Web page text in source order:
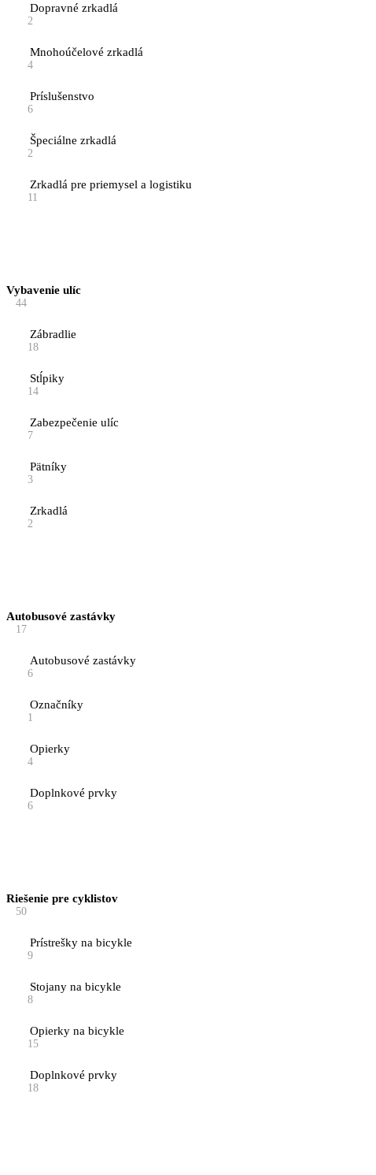
Dopravné zrkadlá
2
Mnohoúčelové zrkadlá
4
Príslušenstvo
6
Špeciálne zrkadlá
2
Zrkadlá pre priemysel a logistiku
11
Vybavenie ulíc
44
Zábradlie
18
Stĺpiky
14
Zabezpečenie ulíc
7
Pätníky
3
Zrkadlá
2
Autobusové zastávky
17
Autobusové zastávky
6
Označníky
1
Opierky
4
Doplnkové prvky
6
Riešenie pre cyklistov
50
Prístrešky na bicykle
9
Stojany na bicykle
8
Opierky na bicykle
15
Doplnkové prvky
18